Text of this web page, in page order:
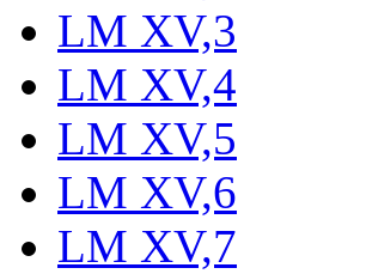
LM XV,3
LM XV,4
LM XV,5
LM XV,6
LM XV,7